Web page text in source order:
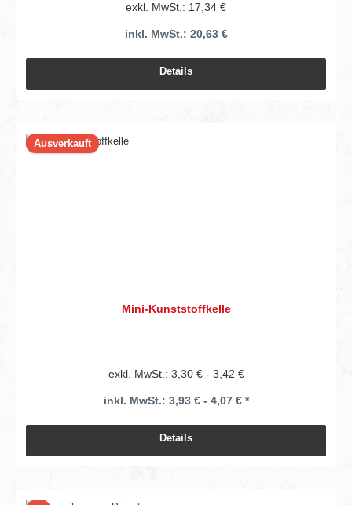
exkl. MwSt.: 17,34 €
inkl. MwSt.: 20,63 €
Details
Ausverkauft
Mini-Kunststoffkelle
exkl. MwSt.: 3,30 € - 3,42 €
inkl. MwSt.: 3,93 € - 4,07 € *
Details